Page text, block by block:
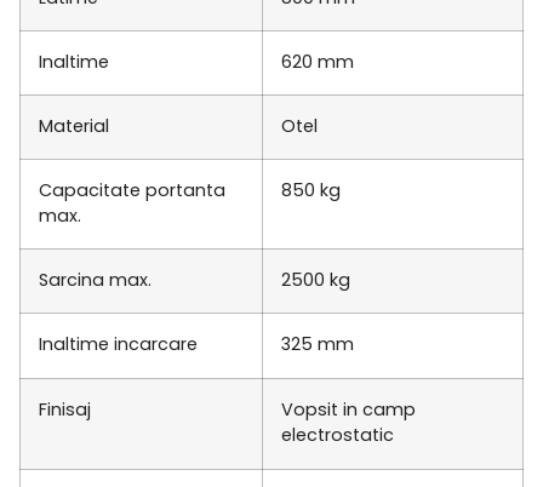
Inaltime 620 mm
Material Otel
Capacitate portanta
max.
850 kg
Sarcina max. 2500 kg
Inaltime incarcare 325 mm
Finisaj
Vopsit in camp
electrostatic